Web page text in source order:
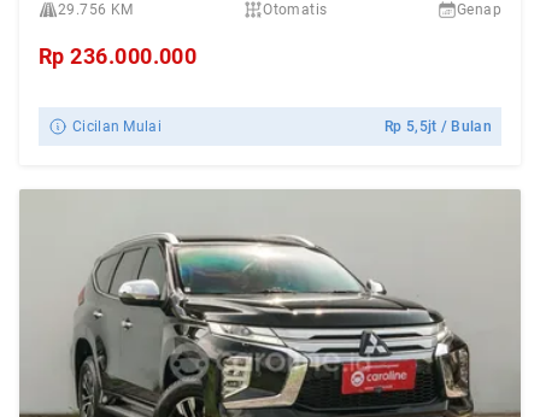
29.756 KM Otomatis Genap
Rp236.000.000
Cicilan Mulai Rp 5,5jt / Bulan